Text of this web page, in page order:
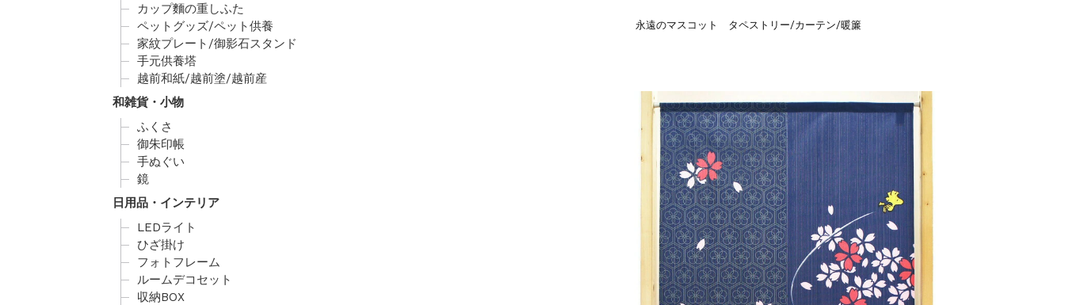
永遠のマスコット タペストリー/カーテン/暖簾
カップ麵の重しふた
ペットグッズ/ペット供養
家紋プレート/御影石スタンド
手元供養塔
越前和紙/越前塗/越前産
和雑貨・小物
ふくさ
御朱印帳
手ぬぐい
鏡
日用品・インテリア
LEDライト
ひざ掛け
フォトフレーム
ルームデコセット
収納BOX